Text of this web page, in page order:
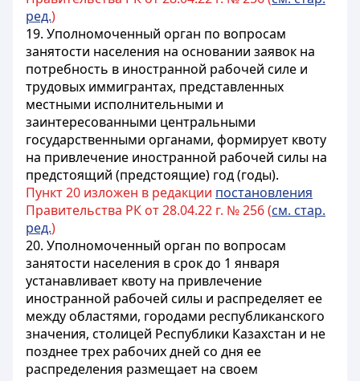
ред.)
19. Уполномоченный орган по вопросам
занятости населения на основании заявок на
потребность в иностранной рабочей силе и
трудовых иммигрантах, представленных
местными исполнительными и
заинтересованными центральными
государственными органами, формирует квоту
на привлечение иностранной рабочей силы на
предстоящий (предстоящие) год (годы).
Пункт 20 изложен в редакции постановления
Правительства РК от 28.04.22 г. № 256 (см. стар.
ред.)
20. Уполномоченный орган по вопросам
занятости населения в срок до 1 января
устанавливает квоту на привлечение
иностранной рабочей силы и распределяет ее
между областями, городами республиканского
значения, столицей Республики Казахстан и не
позднее трех рабочих дней со дня ее
распределения размещает на своем